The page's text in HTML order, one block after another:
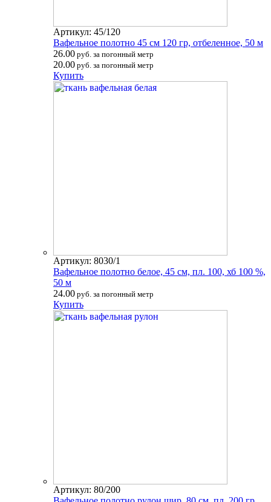
Артикул: 45/120
Вафельное полотно 45 см 120 гр, отбеленное, 50 м
26.00 руб. за погонный метр
20.00 руб. за погонный метр
Купить
Артикул: 8030/1
Вафельное полотно белое, 45 см, пл. 100, хб 100 %,
50 м
24.00 руб. за погонный метр
Купить
Артикул: 80/200